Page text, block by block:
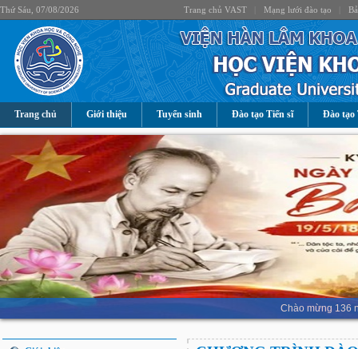
Thứ Sáu, 07/08/2026 Trang chủ VAST Mạng lưới đào tạo
Trang chủ Giới thiệu Tuyển sinh Đào tạo Tiến sĩ Đào tạo
Chào mừng 136